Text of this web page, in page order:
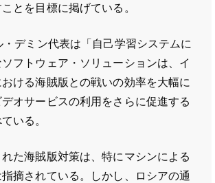
とを目標に掲げている。
デミン代表は「自己学習システムに
フトウェア・ソリューションは、イ
ける海賊版との戦いの効率を大幅に
オサービスの利用をさらに促進する
いる。
た海賊版対策は、特にマシンによる
摘されている。しかし、ロシアの通